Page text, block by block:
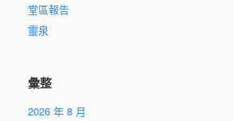
堂區報告
靈泉
彙整
2026 年 8 月